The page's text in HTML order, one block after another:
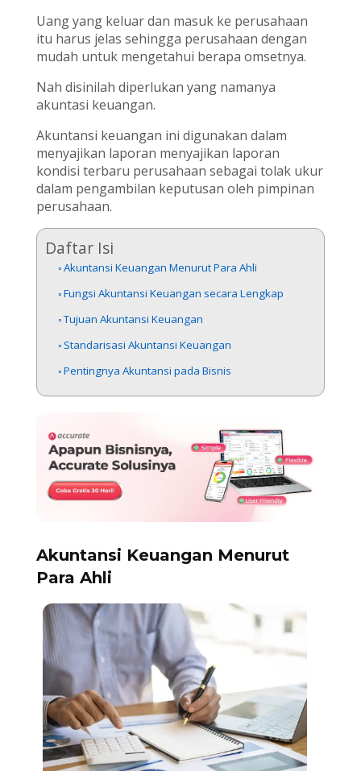
Uang yang keluar dan masuk ke perusahaan
itu harus jelas sehingga perusahaan dengan
mudah untuk mengetahui berapa omsetnya.
Nah disinilah diperlukan yang namanya
akuntasi keuangan.
Akuntansi keuangan ini digunakan dalam
menyajikan laporan menyajikan laporan
kondisi terbaru perusahaan sebagai tolak ukur
dalam pengambilan keputusan oleh pimpinan
perusahaan.
Daftar Isi
Akuntansi Keuangan Menurut Para Ahli
Fungsi Akuntansi Keuangan secara Lengkap
Tujuan Akuntansi Keuangan
Standarisasi Akuntansi Keuangan
Pentingnya Akuntansi pada Bisnis
Akuntansi Keuangan Menurut
Para Ahli